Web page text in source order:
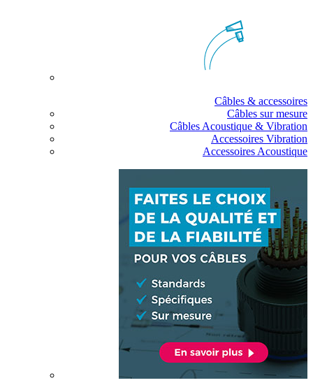
Câbles & accessoires
Câbles sur mesure
Câbles Acoustique & Vibration
Accessoires Vibration
Accessoires Acoustique